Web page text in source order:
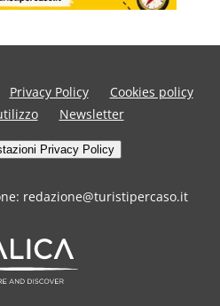
Privacy Policy
Cookies policy
Newsletter
Privacy Policy
redazione@turistipercaso.it